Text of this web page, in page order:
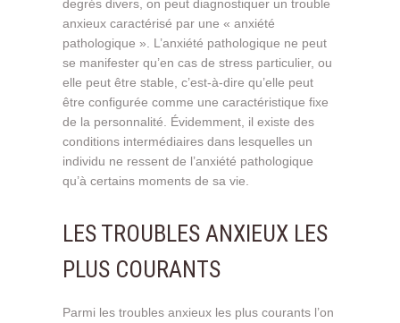
degrés divers, on peut diagnostiquer un trouble
anxieux caractérisé par une « anxiété
pathologique ». L’anxiété pathologique ne peut
se manifester qu’en cas de stress particulier, ou
elle peut être stable, c’est-à-dire qu’elle peut
être configurée comme une caractéristique fixe
de la personnalité. Évidemment, il existe des
conditions intermédiaires dans lesquelles un
individu ne ressent de l’anxiété pathologique
qu’à certains moments de sa vie.
LES TROUBLES ANXIEUX LES
PLUS COURANTS
Parmi les troubles anxieux les plus courants l’on